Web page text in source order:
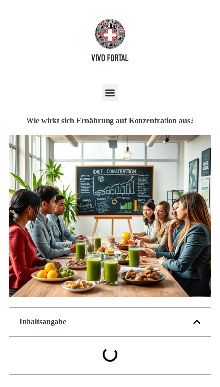
Wie wirkt sich Ernährung auf Konzentration aus?
Inhaltsangabe